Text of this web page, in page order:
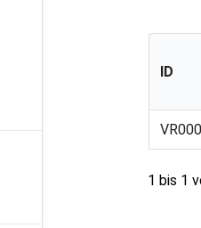
ID
1 bis 1